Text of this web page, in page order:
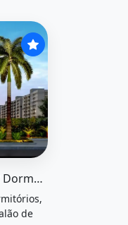
energia inclusa
Manôa Club Residence. 2 Dormitórios
de